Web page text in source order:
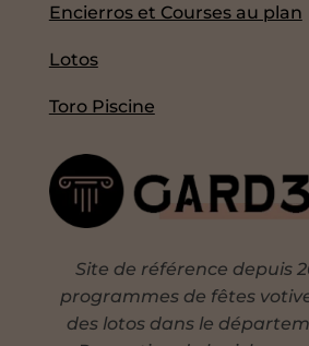
Encierros et Courses au plan
Lotos
Toro Piscine
Site de référence depuis
programmes de fêtes
des lotos dans le